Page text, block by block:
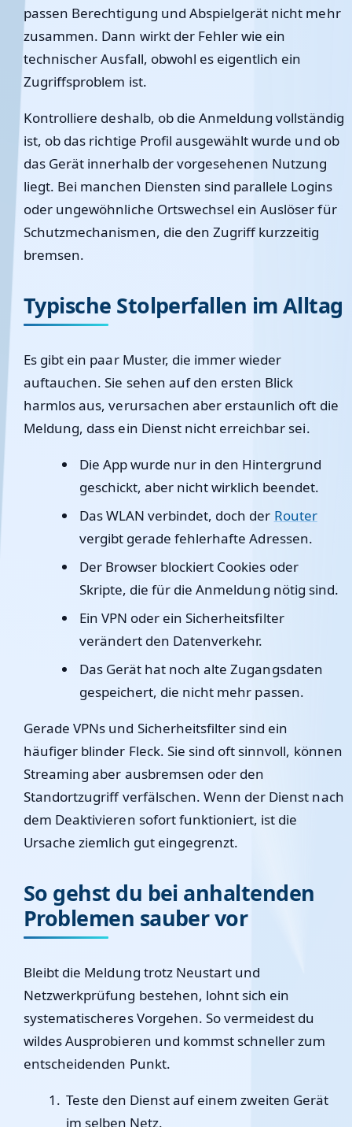
passen Berechtigung und Abspielgerät nicht mehr
zusammen. Dann wirkt der Fehler wie ein
technischer Ausfall, obwohl es eigentlich ein
Zugriffsproblem ist.
Kontrolliere deshalb, ob die Anmeldung vollständig
ist, ob das richtige Profil ausgewählt wurde und ob
das Gerät innerhalb der vorgesehenen Nutzung
liegt. Bei manchen Diensten sind parallele Logins
oder ungewöhnliche Ortswechsel ein Auslöser für
Schutzmechanismen, die den Zugriff kurzzeitig
bremsen.
Typische Stolperfallen im Alltag
Es gibt ein paar Muster, die immer wieder
auftauchen. Sie sehen auf den ersten Blick
harmlos aus, verursachen aber erstaunlich oft die
Meldung, dass ein Dienst nicht erreichbar sei.
Die App wurde nur in den Hintergrund
geschickt, aber nicht wirklich beendet.
Das WLAN verbindet, doch der Router
vergibt gerade fehlerhafte Adressen.
Der Browser blockiert Cookies oder
Skripte, die für die Anmeldung nötig sind.
Ein VPN oder ein Sicherheitsfilter
verändert den Datenverkehr.
Das Gerät hat noch alte Zugangsdaten
gespeichert, die nicht mehr passen.
Gerade VPNs und Sicherheitsfilter sind ein
häufiger blinder Fleck. Sie sind oft sinnvoll, können
Streaming aber ausbremsen oder den
Standortzugriff verfälschen. Wenn der Dienst nach
dem Deaktivieren sofort funktioniert, ist die
Ursache ziemlich gut eingegrenzt.
So gehst du bei anhaltenden
Problemen sauber vor
Bleibt die Meldung trotz Neustart und
Netzwerkprüfung bestehen, lohnt sich ein
systematischeres Vorgehen. So vermeidest du
wildes Ausprobieren und kommst schneller zum
entscheidenden Punkt.
Teste den Dienst auf einem zweiten Gerät
im selben Netz.